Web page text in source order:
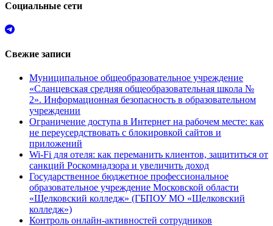
Социальные сети
Свежие записи
Муниципальное общеобразовательное учреждение
«Сланцевская средняя общеобразовательная школа №
2». Информационная безопасность в образовательном
учреждении
Ограничение доступа в Интернет на рабочем месте: как
не переусердствовать с блокировкой сайтов и
приложений
Wi-Fi для отеля: как переманить клиентов, защититься от
санкций Роскомнадзора и увеличить доход
Государственное бюджетное профессиональное
образовательное учреждение Московской области
«Щелковский колледж» (ГБПОУ МО «Щелковский
колледж»)
Контроль онлайн-активностей сотрудников